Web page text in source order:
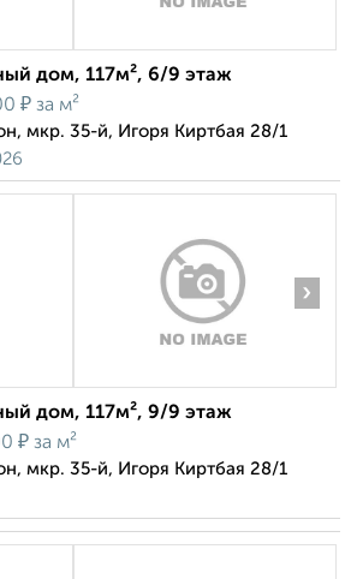
дом, 117м², 6/9 этаж
₽ за м²
мкр. 35-й, Игоря Киртбая 28/1
›
дом, 117м², 9/9 этаж
₽ за м²
мкр. 35-й, Игоря Киртбая 28/1